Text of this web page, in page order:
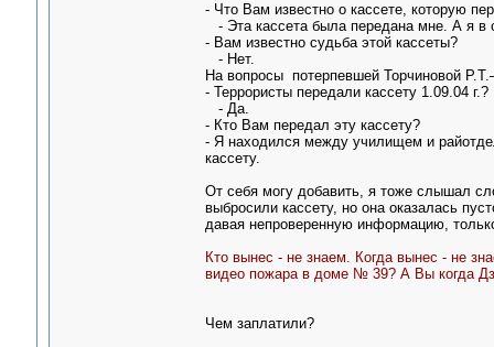
- Что Вам известно о кассете, которую
- Эта кассета была передана мне. А я в
- Вам известно судьба этой кассеты?
- Нет.
На вопросы потерпевшей Торчиновой
- Террористы передали кассету 1.09.04 г.?
- Да.
- Кто Вам передал эту кассету?
- Я находился между училищем и
кассету.
От себя могу добавить, я тоже слышал
выбросили кассету, но она оказалась
давая непроверенную информацию,
Кто вынес - не знаем. Когда вынес - не
видео пожара в доме № 39? А Вы когда
Чем заплатили?